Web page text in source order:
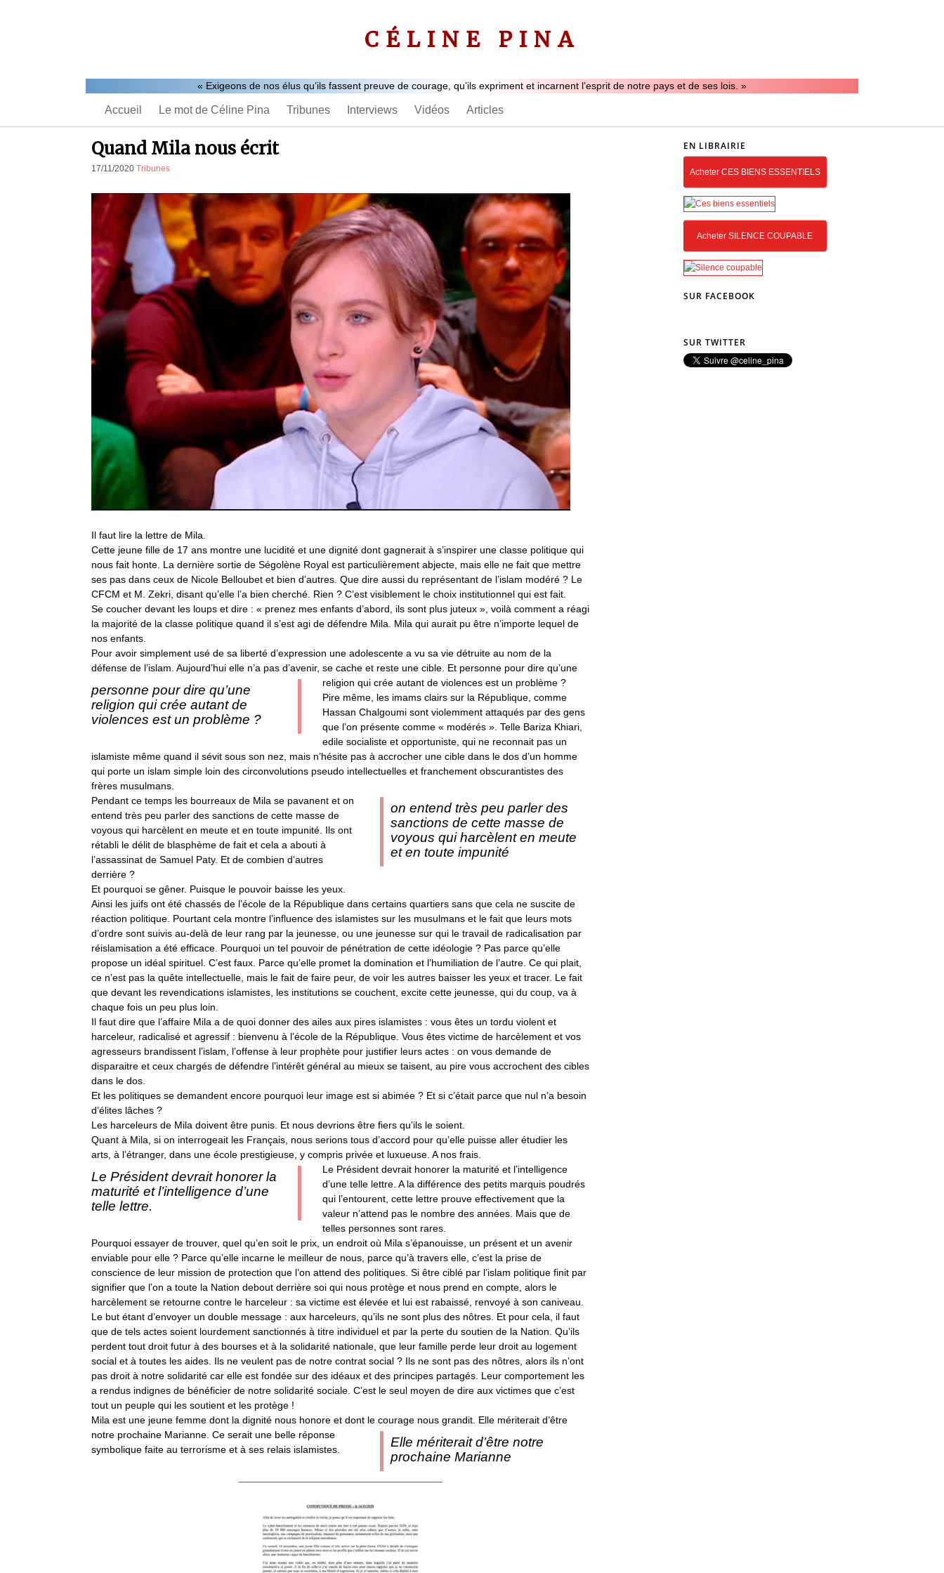
CÉLINE PINA
« Exigeons de nos élus qu’ils fassent preuve de courage, qu’ils expriment et incarnent l’esprit de notre pays et de ses lois. »
Accueil Le mot de Céline Pina Tribunes Interviews Vidéos Articles
Quand Mila nous écrit
17/11/2020 Tribunes
Il faut lire la lettre de Mila.
Cette jeune fille de 17 ans montre une lucidité et une dignité dont gagnerait à s’inspirer une classe politique qui
nous fait honte. La dernière sortie de Ségolène Royal est particulièrement abjecte, mais elle ne fait que mettre
ses pas dans ceux de Nicole Belloubet et bien d’autres. Que dire aussi du représentant de l’islam modéré ? Le
CFCM et M. Zekri, disant qu’elle l’a bien cherché. Rien ? C’est visiblement le choix institutionnel qui est fait.
Se coucher devant les loups et dire : « prenez mes enfants d’abord, ils sont plus juteux », voilà comment a réagi
la majorité de la classe politique quand il s’est agi de défendre Mila. Mila qui aurait pu être n’importe lequel de
nos enfants.
Pour avoir simplement usé de sa liberté d’expression une adolescente a vu sa vie détruite au nom de la
défense de l’islam. Aujourd’hui elle n’a pas d’avenir, se cache et reste une cible. Et
personne pour dire qu’une
religion qui crée autant de
violences est un problème ?
personne pour dire qu’une
religion qui crée autant de violences est un problème ?
Pire même, les imams clairs sur la République, comme
Hassan Chalgoumi sont violemment attaqués par des gens
que l’on présente comme « modérés ». Telle Bariza Khiari,
edile socialiste et opportuniste, qui ne reconnait pas un
islamiste même quand il sévit sous son nez, mais n’hésite pas à accrocher une cible dans le dos d’un homme
qui porte un islam simple loin des circonvolutions pseudo intellectuelles et franchement obscurantistes des
frères musulmans.
Pendant ce temps les bourreaux de Mila se pavanent et
on entend très peu parler des
sanctions de cette masse de
voyous qui harcèlent en meute
et en toute impunité
on
entend très peu parler des sanctions de cette masse de
voyous qui harcèlent en meute et en toute impunité . Ils ont
rétabli le délit de blasphème de fait et cela a abouti à
l’assassinat de Samuel Paty. Et de combien d’autres
derrière ?
Et pourquoi se gêner. Puisque le pouvoir baisse les yeux.
Ainsi les juifs ont été chassés de l’école de la République dans certains quartiers sans que cela ne suscite de
réaction politique. Pourtant cela montre l’influence des islamistes sur les musulmans et le fait que leurs mots
d’ordre sont suivis au-delà de leur rang par la jeunesse, ou une jeunesse sur qui le travail de radicalisation par
réislamisation a été efficace. Pourquoi un tel pouvoir de pénétration de cette idéologie ? Pas parce qu’elle
propose un idéal spirituel. C’est faux. Parce qu’elle promet la domination et l’humiliation de l’autre. Ce qui plait,
ce n’est pas la quête intellectuelle, mais le fait de faire peur, de voir les autres baisser les yeux et tracer. Le fait
que devant les revendications islamistes, les institutions se couchent, excite cette jeunesse, qui du coup, va à
chaque fois un peu plus loin.
Il faut dire que l’affaire Mila a de quoi donner des ailes aux pires islamistes : vous êtes un tordu violent et
harceleur, radicalisé et agressif : bienvenu à l’école de la République. Vous êtes victime de harcèlement et vos
agresseurs brandissent l’islam, l’offense à leur prophète pour justifier leurs actes : on vous demande de
disparaitre et ceux chargés de défendre l’intérêt général au mieux se taisent, au pire vous accrochent des cibles
dans le dos.
Et les politiques se demandent encore pourquoi leur image est si abimée ? Et si c’était parce que nul n’a besoin
d’élites lâches ?
Les harceleurs de Mila doivent être punis. Et nous devrions être fiers qu’ils le soient.
Quant à Mila, si on interrogeait les Français, nous serions tous d’accord pour qu’elle puisse aller étudier les
arts, à l’étranger, dans une école prestigieuse, y compris privée et luxueuse. A nos frais.
Le Président devrait honorer la
maturité et l’intelligence d’une
telle lettre.
Le Président devrait honorer la maturité et l’intelligence
d’une telle lettre. A la différence des petits marquis poudrés
qui l’entourent, cette lettre prouve effectivement que la
valeur n’attend pas le nombre des années. Mais que de
telles personnes sont rares.
Pourquoi essayer de trouver, quel qu’en soit le prix, un endroit où Mila s’épanouisse, un présent et un avenir
enviable pour elle ? Parce qu’elle incarne le meilleur de nous, parce qu’à travers elle, c’est la prise de
conscience de leur mission de protection que l’on attend des politiques. Si être ciblé par l’islam politique finit par
signifier que l’on a toute la Nation debout derrière soi qui nous protège et nous prend en compte, alors le
harcèlement se retourne contre le harceleur : sa victime est élevée et lui est rabaissé, renvoyé à son caniveau.
Le but étant d’envoyer un double message : aux harceleurs, qu’ils ne sont plus des nôtres. Et pour cela, il faut
que de tels actes soient lourdement sanctionnés à titre individuel et par la perte du soutien de la Nation. Qu’ils
perdent tout droit futur à des bourses et à la solidarité nationale, que leur famille perde leur droit au logement
social et à toutes les aides. Ils ne veulent pas de notre contrat social ? Ils ne sont pas des nôtres, alors ils n’ont
pas droit à notre solidarité car elle est fondée sur des idéaux et des principes partagés. Leur comportement les
a rendus indignes de bénéficier de notre solidarité sociale. C’est le seul moyen de dire aux victimes que c’est
tout un peuple qui les soutient et les protège !
Mila est une jeune femme dont la dignité nous honore et dont le courage nous grandit.
Elle mériterait d’être notre
prochaine Marianne
Elle mériterait d’être
notre prochaine Marianne . Ce serait une belle réponse
symbolique faite au terrorisme et à ses relais islamistes.
EN LIBRAIRIE
Acheter CES BIENS ESSENTIELS
Acheter SILENCE COUPABLE
SUR FACEBOOK
SUR TWITTER